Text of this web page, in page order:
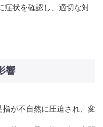
症状を確認し、適切な対
響
が不自然に圧迫され、変